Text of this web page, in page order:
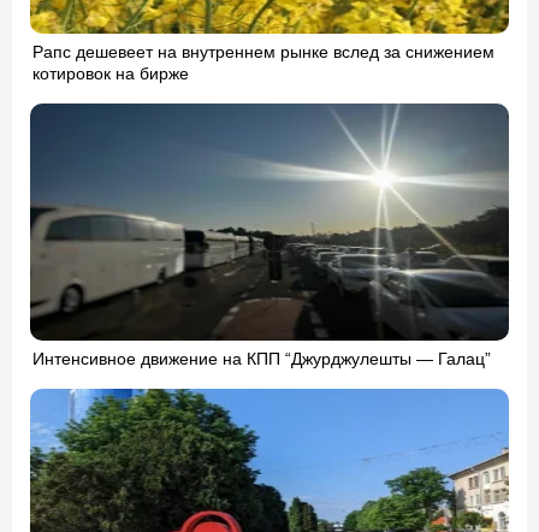
Рапс дешевеет на внутреннем рынке вслед за снижением
котировок на бирже
Интенсивное движение на КПП “Джурджулешты — Галац”